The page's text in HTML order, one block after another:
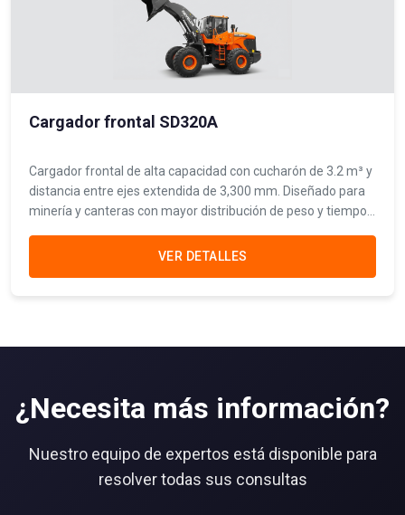
Cargador frontal SD320A
Cargador frontal de alta capacidad con cucharón de 3.2 m³ y
distancia entre ejes extendida de 3,300 mm. Diseñado para
minería y canteras con mayor distribución de peso y tiempos
VER DETALLES
¿Necesita más información?
Nuestro equipo de expertos está disponible para
resolver todas sus consultas